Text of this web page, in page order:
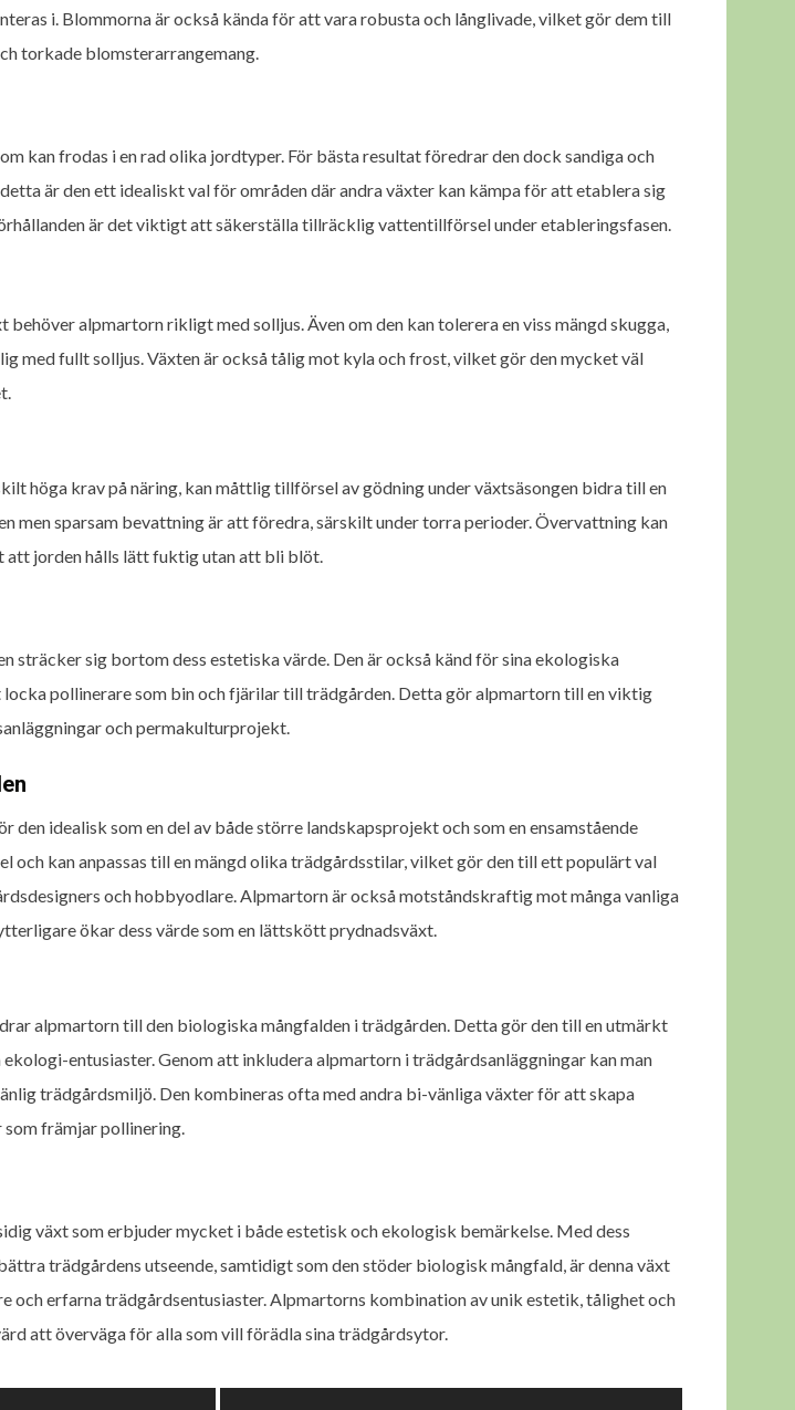
i. Blommorna är också kända för att vara robusta och långlivade, vilket gör dem till
torkade blomsterarrangemang.
kan frodas i en rad olika jordtyper. För bästa resultat föredrar den dock sandiga och
är den ett idealiskt val för områden där andra växter kan kämpa för att etablera sig
är det viktigt att säkerställa tillräcklig vattentillförsel under etableringsfasen.
alpmartorn rikligt med solljus. Även om den kan tolerera en viss mängd skugga,
med fullt solljus. Växten är också tålig mot kyla och frost, vilket gör den mycket väl
höga krav på näring, kan måttlig tillförsel av gödning under växtsäsongen bidra till en
men sparsam bevattning är att föredra, särskilt under torra perioder. Övervattning kan
jorden hålls lätt fuktig utan att bli blöt.
sträcker sig bortom dess estetiska värde. Den är också känd för sina ekologiska
locka pollinerare som bin och fjärilar till trädgården. Detta gör alpmartorn till en viktig
och permakulturprojekt.
den idealisk som en del av både större landskapsprojekt och som en ensamstående
och kan anpassas till en mängd olika trädgårdsstilar, vilket gör den till ett populärt val
och hobbyodlare. Alpmartorn är också motståndskraftig mot många vanliga
ökar dess värde som en lättskött prydnadsväxt.
alpmartorn till den biologiska mångfalden i trädgården. Detta gör den till en utmärkt
entusiaster. Genom att inkludera alpmartorn i trädgårdsanläggningar kan man
trädgårdsmiljö. Den kombineras ofta med andra bi-vänliga växter för att skapa
främjar pollinering.
växt som erbjuder mycket i både estetisk och ekologisk bemärkelse. Med dess
trädgårdens utseende, samtidigt som den stöder biologisk mångfald, är denna växt
och erfarna trädgårdsentusiaster. Alpmartorns kombination av unik estetik, tålighet och
att överväga för alla som vill förädla sina trädgårdsytor.